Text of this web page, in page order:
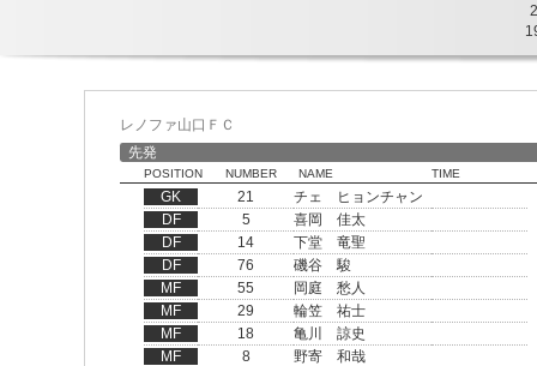
2
レノファ山口ＦＣ
先発
POSITION NUMBER NAME TIME
GK 21
チェ ヒョンチャン
DF
5
喜岡 佳太
DF
14
下堂 竜聖
DF
76
磯谷 駿
MF
55
岡庭 愁人
MF
29
輪笠 祐士
MF
18
亀川 諒史
MF
8
野寄 和哉